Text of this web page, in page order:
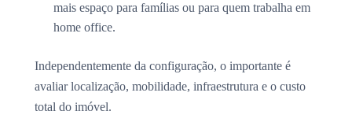
mais espaço para famílias ou para quem trabalha em
home office.
Independentemente da configuração, o importante é
avaliar localização, mobilidade, infraestrutura e o custo
total do imóvel.